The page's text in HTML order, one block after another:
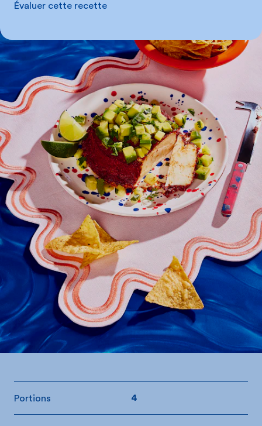
Évaluer cette recette
Portions 4